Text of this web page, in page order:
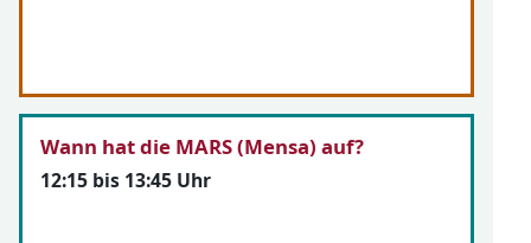
Wann hat die MARS (Mensa) auf?
12:15 bis 13:45 Uhr